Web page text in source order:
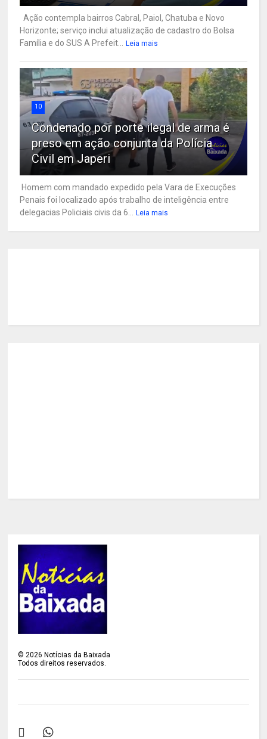
Ação contempla bairros Cabral, Paiol, Chatuba e Novo
Horizonte; serviço inclui atualização de cadastro do Bolsa
Família e do SUS A Prefeit... Leia mais
10
Condenado por porte ilegal de arma é
preso em ação conjunta da Polícia
Civil em Japeri
Homem com mandado expedido pela Vara de Execuções
Penais foi localizado após trabalho de inteligência entre
delegacias Policiais civis da 6... Leia mais
©2026 Notícias da Baixada
Todos direitos reservados.